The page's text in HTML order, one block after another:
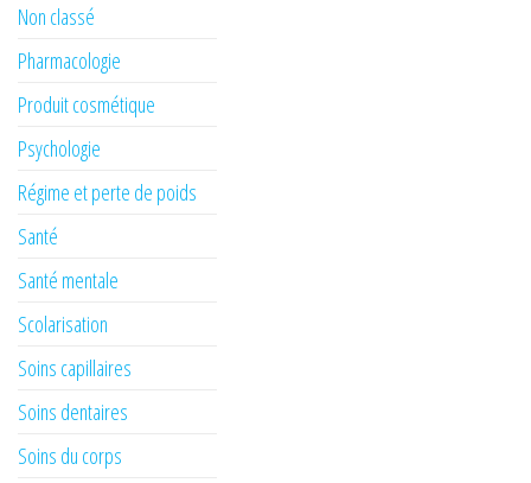
Non classé
Pharmacologie
Produit cosmétique
Psychologie
Régime et perte de poids
Santé
Santé mentale
Scolarisation
Soins capillaires
Soins dentaires
Soins du corps